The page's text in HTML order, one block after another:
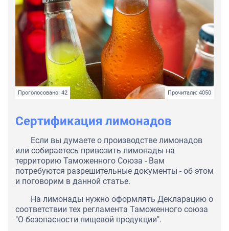
Проголосовано: 42 Прочитали: 4050
Сертификация лимонадов
Если вы думаете о производстве лимонадов
или собираетесь привозить лимонады на
территорию Таможенного Союза - Вам
потребуются разрешительные документы - об этом
и поговорим в данной статье.
На лимонады нужно оформлять Декларацию о
соответствии тех регламента Таможенного союза
"О безопасности пищевой продукции".